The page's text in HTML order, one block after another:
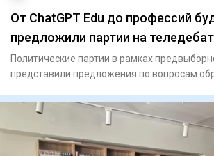
От ChatGPT Edu до профессий
предложили партии на
Политические партии в рамках
представили предложения по вопросам